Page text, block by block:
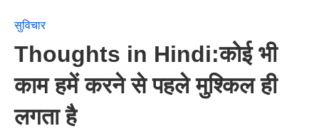
सुविचार
Thoughts in Hindi:कोई भी
काम हमें करने से पहले मुश्किल ही
लगता है